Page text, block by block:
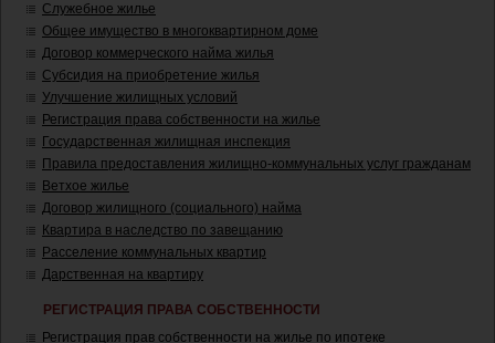
Служебное жилье
Общее имущество в многоквартирном доме
Договор коммерческого найма жилья
Субсидия на приобретение жилья
Улучшение жилищных условий
Регистрация права собственности на жилье
Государственная жилищная инспекция
Правила предоставления жилищно-коммунальных услуг гражданам
Ветхое жилье
Договор жилищного (социального) найма
Квартира в наследство по завещанию
Расселение коммунальных квартир
Дарственная на квартиру
РЕГИСТРАЦИЯ ПРАВА СОБСТВЕННОСТИ
Регистрация прав собственности на жилье по ипотеке